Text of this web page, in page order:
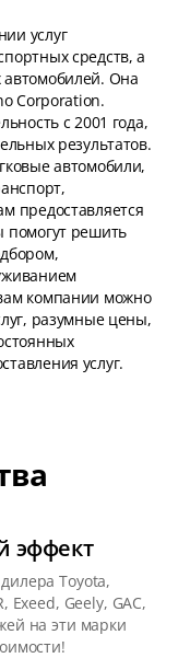
услуг
средств, а
Она
Corporation.
с 2001 года,
результатов.
автомобили,
предоставляется
помогут решить
компании можно
разумные цены,
услуг.
эффект
Toyota,
Exeed, Geely, GAC,
на эти марки